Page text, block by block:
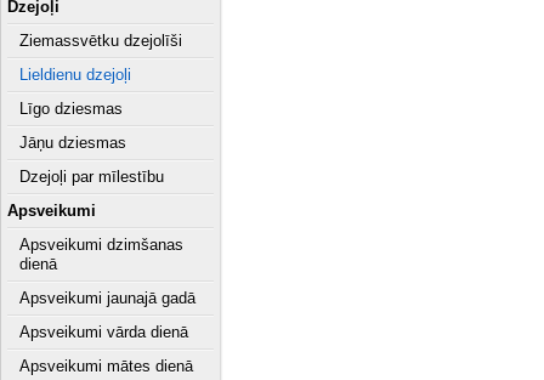
Dzejoļi
Ziemassvētku dzejolīši
Lieldienu dzejoļi
Līgo dziesmas
Jāņu dziesmas
Dzejoļi par mīlestību
Apsveikumi
Apsveikumi dzimšanas
dienā
Apsveikumi jaunajā gadā
Apsveikumi vārda dienā
Apsveikumi mātes dienā